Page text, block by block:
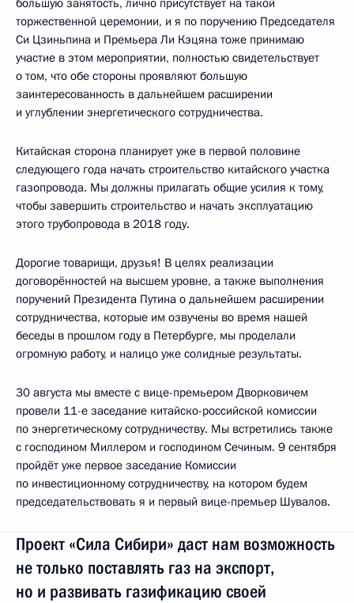
торжественной церемонии, и я по поручению Председателя
Си Цзиньпина и Премьера Ли Кэцяна тоже принимаю
участие в этом мероприятии, полностью свидетельствует
о том, что обе стороны проявляют большую
заинтересованность в дальнейшем расширении
и углублении энергетического сотрудничества.
Китайская сторона планирует уже в первой половине
следующего года начать строительство китайского участка
газопровода. Мы должны прилагать общие усилия к тому,
чтобы завершить строительство и начать эксплуатацию
этого трубопровода в 2018 году.
Дорогие товарищи, друзья! В целях реализации
договорённостей на высшем уровне, а также выполнения
поручений Президента Путина о дальнейшем расширении
сотрудничества, которые им озвучены во время нашей
беседы в прошлом году в Петербурге, мы проделали
огромную работу, и налицо уже солидные результаты.
30 августа мы вместе с вице-премьером Дворковичем
провели 11-е заседание китайско-российской комиссии
по энергетическому сотрудничеству. Мы встретились также
с господином Миллером и господином Сечиным. 9 сентября
пройдёт уже первое заседание Комиссии
по инвестиционному сотрудничеству, на котором будем
председательствовать я и первый вице-премьер Шувалов.
Проект «Сила Сибири» даст нам возможность
не только поставлять газ на экспорт,
но и развивать газификацию своей